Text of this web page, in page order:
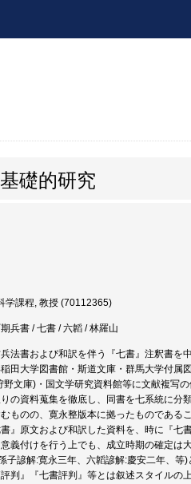
礎的研究
学課程, 教授 (70112365)
兵書 / 七書 / 六韜 / 林羅山
法書および和訳を伴う『七書』注釈書を
田大学図書館・斯道文庫・群馬大学付
文庫)・国文学研究資料館等に文献複写
の資料蒐集を徹底し、同書を七系統に分
ものの、寛永整版本に拠ったものであ
』原文および和訳した資料を、時に『七
義付けを行う上でも、成立時期の確定は
子諺解:寛永三年、六韜諺解:慶安二年、
判』『七書評判』等とは叙述スタイルの